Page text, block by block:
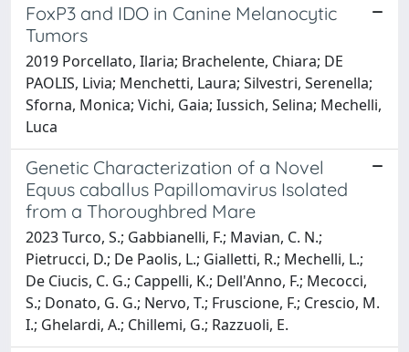
FoxP3 and IDO in Canine Melanocytic
Tumors
2019 Porcellato, Ilaria; Brachelente, Chiara; DE
PAOLIS, Livia; Menchetti, Laura; Silvestri, Serenella;
Sforna, Monica; Vichi, Gaia; Iussich, Selina; Mechelli,
Luca
Genetic Characterization of a Novel
Equus caballus Papillomavirus Isolated
from a Thoroughbred Mare
2023 Turco, S.; Gabbianelli, F.; Mavian, C. N.;
Pietrucci, D.; De Paolis, L.; Gialletti, R.; Mechelli, L.;
De Ciucis, C. G.; Cappelli, K.; Dell'Anno, F.; Mecocci,
S.; Donato, G. G.; Nervo, T.; Fruscione, F.; Crescio, M.
I.; Ghelardi, A.; Chillemi, G.; Razzuoli, E.